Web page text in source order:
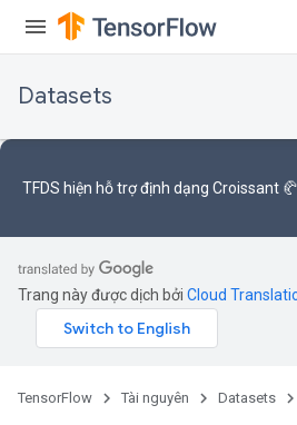
Datasets
TFDS hiện hỗ trợđịnh dạng Croissant 🥐
Trang này được dịch bởi Cloud
TensorFlow Tài nguyên Datasets